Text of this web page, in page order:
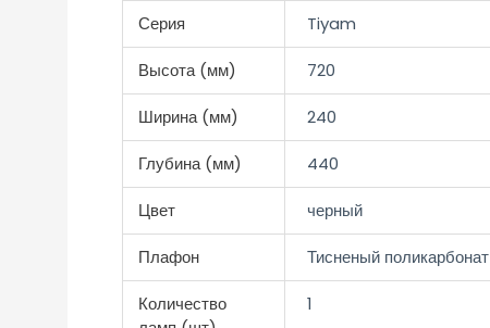
Серия Tiyam
Высота (мм) 720
Ширина (мм) 240
Глубина (мм) 440
Цвет черный
Плафон Тисненый поликарбонат
Количество
1